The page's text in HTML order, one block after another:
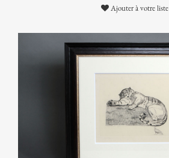
Ajouter à votre liste